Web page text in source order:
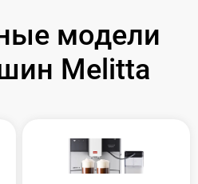
модели
Melitta